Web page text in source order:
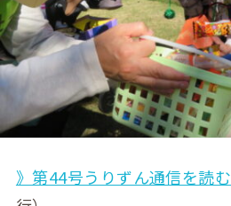
》第44号うりずん通信を読む